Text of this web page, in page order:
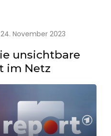
24. November 2023
unsichtbare
im Netz